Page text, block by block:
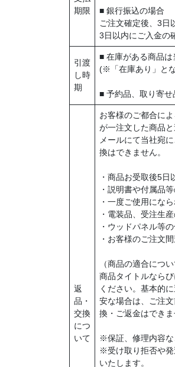
期限
■ 銀行振込の場合
ご注文確定後、3日
3日以内にご入金の
引渡
し時
期
■ 在庫がある商品
(※「在庫あり」と
■ 予約品、取り寄
返
品・
交換
につ
いて
お客様のご都合に
が一注文した商品
メールにて当社宛
換はできません。
・商品お受取後5日
・説明書や付属品
・一度ご使用にな
・電装品、受注生
・ウッドパネル等
・お客様のご注文間
（商品の適合につい
商品タイトルなら
ください。基本的
安な場合は、ご注
換・ご返金はでき
※保証、修理内容な
※受け取り拒否や発
いたします。